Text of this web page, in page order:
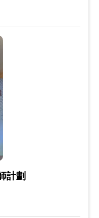
計劃